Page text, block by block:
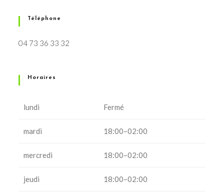
Téléphone
04 73 36 33 32
Horaires
lundi Fermé
mardi 18:00–02:00
mercredi 18:00–02:00
jeudi 18:00–02:00